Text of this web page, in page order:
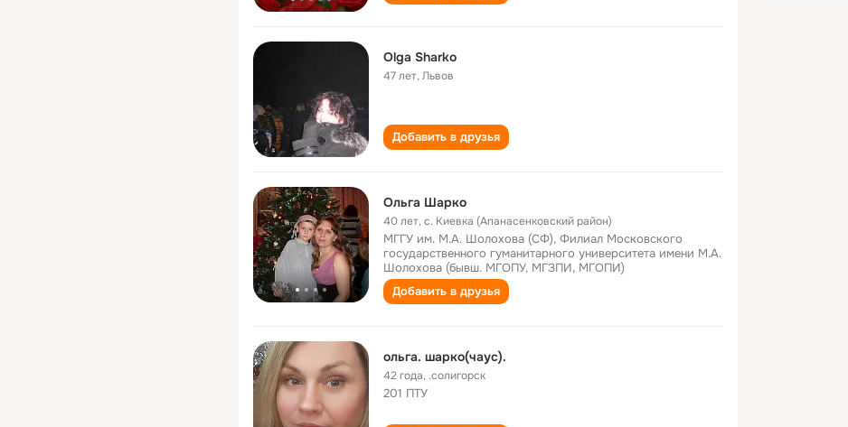
Olga Sharko
47 лет,Львов
Добавить в друзья
Ольга Шарко
40 лет,с. Киевка (Апанасенковский район)
МГГУ им. М.А. Шолохова (СФ), Филиал Московского
государственного гуманитарного университета имени М.А.
Шолохова (бывш. МГОПУ, МГЗПИ, МГОПИ)
Добавить в друзья
ольга. шарко(чаус).
42 года, .солигорск
201 ПТУ